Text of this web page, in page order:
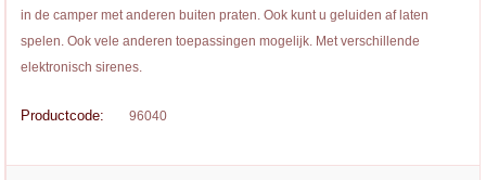
in de camper met anderen buiten praten. Ook kunt u geluiden af laten
spelen. Ook vele anderen toepassingen mogelijk. Met verschillende
elektronisch sirenes.
Productcode: 96040